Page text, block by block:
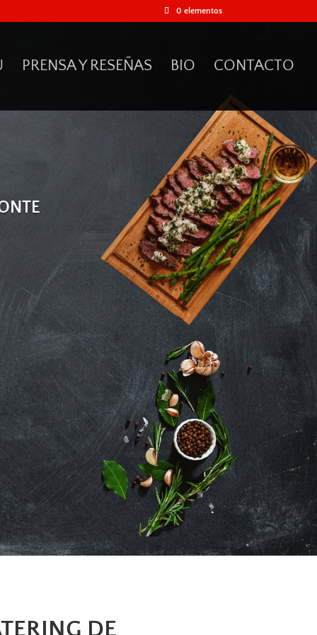
0 elementos
PRENSA Y RESEÑAS BIO CONTACTO
60
DE